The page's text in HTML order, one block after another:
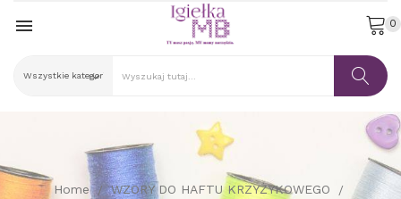
 0
Home
WZORY DO HAFTU KRZYŻYKOWEGO